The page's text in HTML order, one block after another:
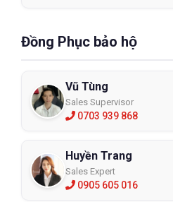
Đồng Phục bảo hộ
Vũ Tùng
Sales Supervisor
0703 939 868
Huyền Trang
Sales Expert
0905 605 016